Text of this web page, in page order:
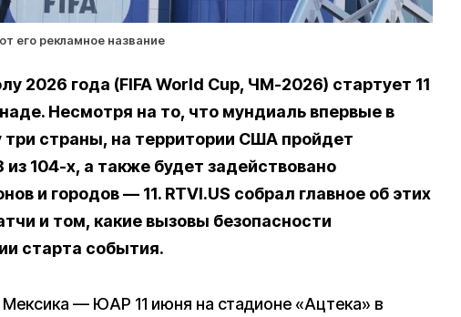
его рекламное название
2026 года (FIFA World Cup, ЧМ-2026) стартует 11
Несмотря на то, что мундиаль впервые в
три страны, на территории США пройдет
104-х, а также будет задействовано
и городов — 11. RTVI.US собрал главное об этих
и том, какие вызовы безопасности
старта события.
— ЮАР 11 июня на стадионе «Ацтека» в